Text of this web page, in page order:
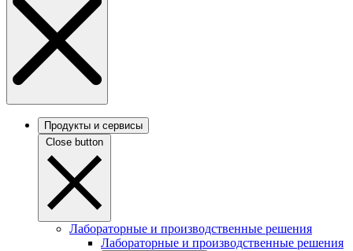
Продукты и сервисы
Close button
Лабораторные и производственные решения
Лабораторные и производственные решения